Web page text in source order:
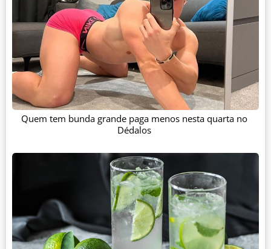
Quem tem bunda grande paga menos nesta quarta no
Dédalos